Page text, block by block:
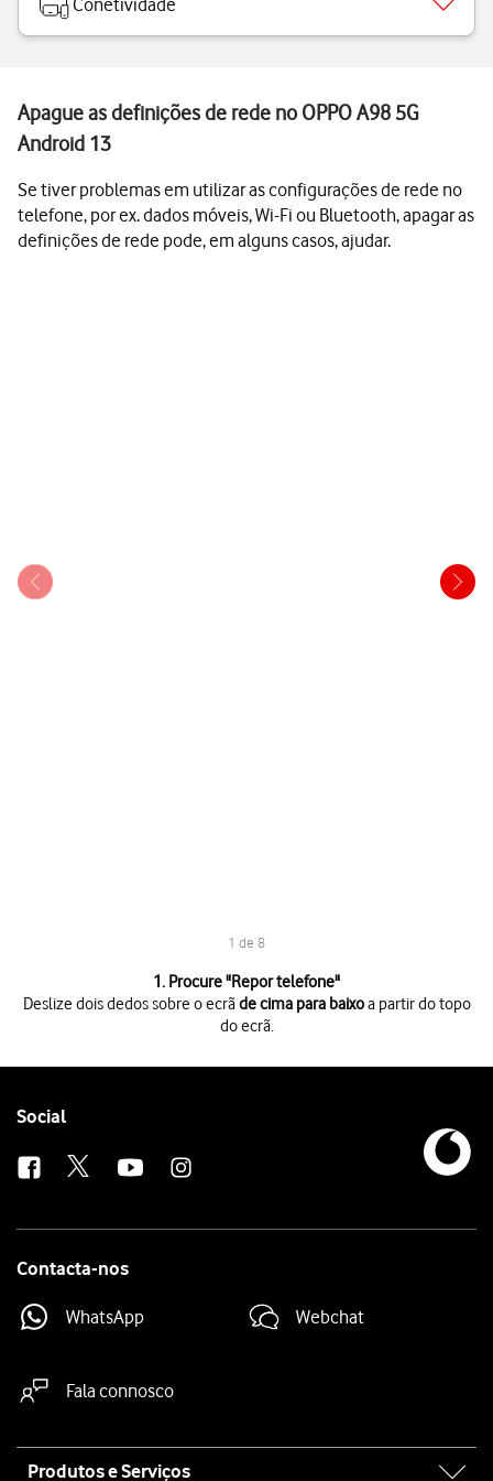
Conetividade
Apague as definições de rede no OPPO A98 5G
Android 13
Se tiver problemas em utilizar as configurações de rede no
telefone, por ex. dados móveis, Wi-Fi ou Bluetooth, apagar as
definições de rede pode, em alguns casos, ajudar.
1 de 8
1. Procure "Repor telefone"
Deslize dois dedos sobre o ecrãde cima para baixoa partir do topo
do ecrã.
Primao ícone de definições.
PrimaCópia de segurança e reposição
Prima
Repor definições de rede
Prima
Repor definições de rede
Follow
Social
Contacta-nos
WhatsApp Webchat
Fala connosco
Produtos e Serviços